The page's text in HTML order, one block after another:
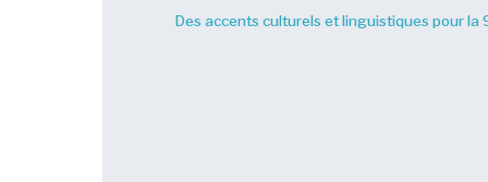
Des accents culturels et linguistiques pour la